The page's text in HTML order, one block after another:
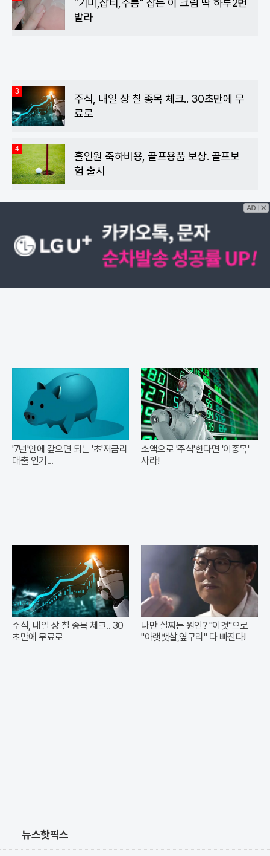
"기미,잡티,주름" 잡는 이 크림 딱 하루2번
발라
3
주식, 내일 상 칠 종목 체크.. 30초만에 무
료로
4
홀인원 축하비용, 골프용품 보상. 골프보
험 출시
'7년'안에 갚으면 되는 '초'저금리
대출 인기...
소액으로 '주식'한다면 '이종목'
사라!
주식, 내일 상 칠 종목 체크.. 30
초만에 무료로
나만 살찌는 원인? "이것"으로
"아랫뱃살,옆구리" 다 빠진다!
뉴스핫픽스